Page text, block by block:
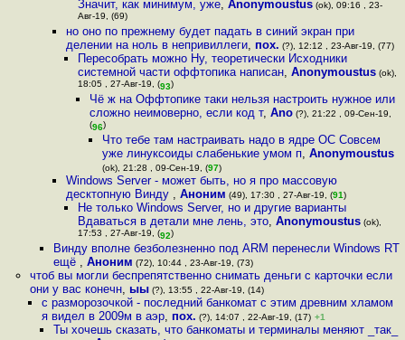
Значит, как минимум, уже, Anonymoustus(ok), 09:16 , 23-
Авг-19, (69)
но оно по прежнему будет падать в синий экран при
делении на ноль в непривиллеги, пох. (?), 12:12 , 23-Авг-19, (77)
Пересобрать можно Ну, теоретически Исходники
системной части оффтопика написан, Anonymoustus(ok),
18:05 , 27-Авг-19, (93)
Чё ж на Оффтопике таки нельзя настроить нужное или
сложно неимоверно, если код т,Ano (?), 21:22 , 09-Сен-19,
(96)
Что тебе там настраивать надо в ядре ОС Совсем
уже линуксоиды слабенькие умом п, Anonymoustus
(ok), 21:28 , 09-Сен-19, (97)
Windows Server - может быть, но я про массовую
десктопную Винду , Аноним (49), 17:30 , 27-Авг-19, (91)
Не только Windows Server, но и другие варианты
Вдаваться в детали мне лень, это, Anonymoustus(ok),
17:53 , 27-Авг-19, (92)
Винду вполне безболезненно под ARM перенесли Windows RT
ещё ,Аноним (72), 10:44 , 23-Авг-19, (73)
чтоб вы могли беспрепятственно снимать деньги с карточки если
они у вас конечн, ыы(?), 13:55 , 22-Авг-19, (14)
с разморозочкой - последний банкомат с этим древним хламом
я видел в 2009м в аэр, пох. (?), 14:07 , 22-Авг-19, (17) +1
Ты хочешь сказать, что банкоматы и терминалы меняют _так_